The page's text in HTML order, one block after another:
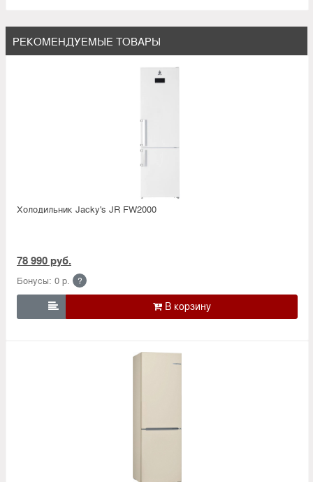
РЕКОМЕНДУЕМЫЕ ТОВАРЫ
Холодильник Jacky's JR FW2000
78 990 руб.
Бонусы: 0 р. ?
